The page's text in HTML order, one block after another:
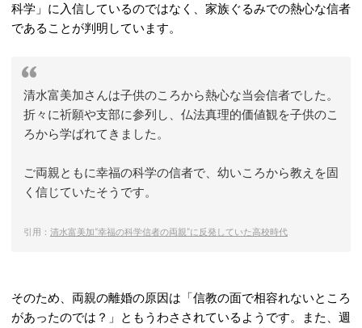
科学」に入信しているのではなく、家族ぐるみでの熱心な信者
であることが判明しています。
清水富美加さんは子供のころから熱心な当会信者でした。
折々に祈願や支部に参列し、仏法真理的価値観を子供のこ
ろから学ばれてきました。
ご両親ともに幸福の科学の信者で、幼いころから教えを固
く信じていたそうです。
引用： 清水富美加“幸福の科学信者の両親”に反発していた高校時代
そのため、両親の離婚の原因は「信教の面で相容れないところ
があったのでは？」ともうわさされているようです。また、週